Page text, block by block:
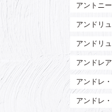
アントニ
アンドリ
アンドリ
アンドレ
アンドレ
アンドレ